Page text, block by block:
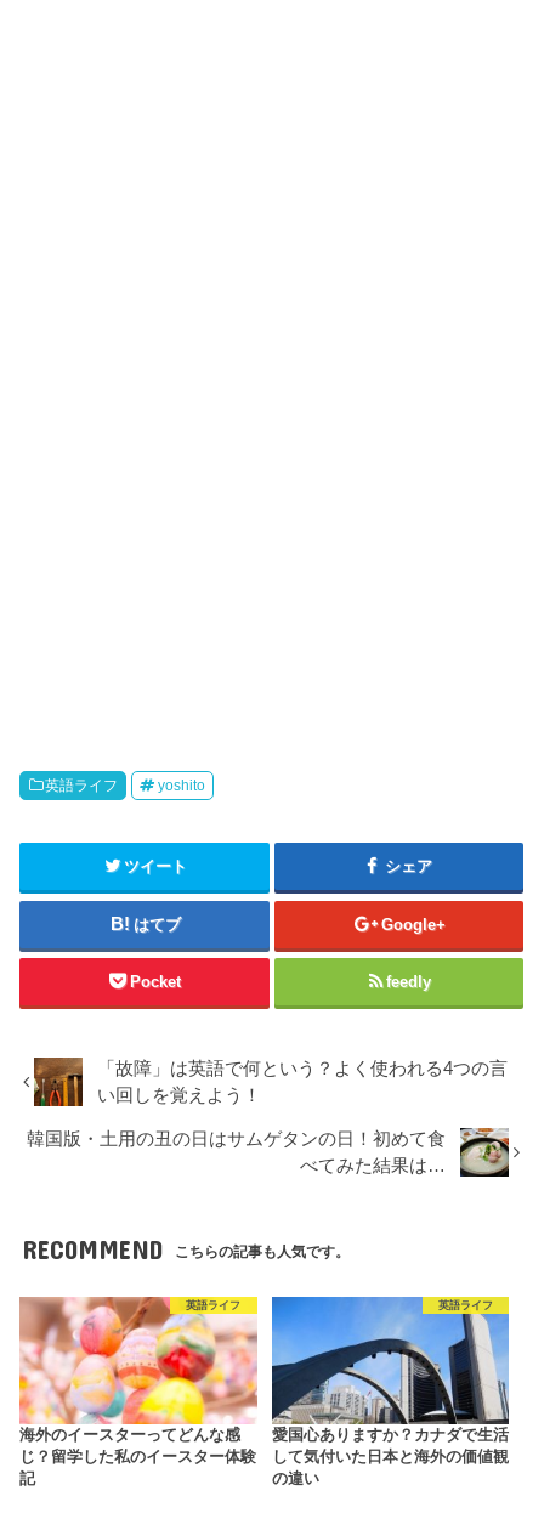
英語ライフ yoshito
ツイート シェア
はてブ Google+
Pocket feedly
「故障」は英語で何という？よく使われる4つの言
い回しを覚えよう！
韓国版・土用の丑の日はサムゲタンの日！初めて食
べてみた結果は…
RECOMMEND こちらの記事も人気です。
英語ライフ
海外のイースターってどんな感
じ？留学した私のイースター体験
記
英語ライフ
愛国心ありますか？カナダで生活
して気付いた日本と海外の価値観
の違い